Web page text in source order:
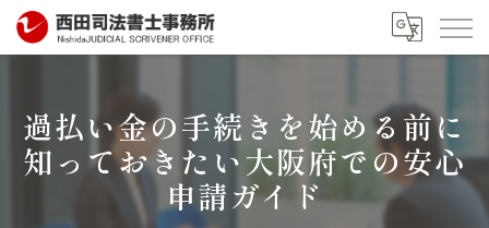
過払い金の手続きを始める前に
知っておきたい大阪府での安心
申請ガイド